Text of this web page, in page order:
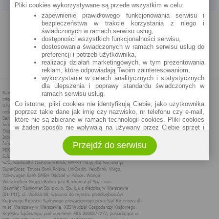
PROGRAM PARTNERSKI O NAS REKLAMA REGULAMIN
POLITYKA PRYWATNOŚCI POLITYKA COOKIES ZASADY PLASOWANIA
Pliki cookies wykorzystywane są przede wszystkim w celu:
zapewnienie prawidłowego funkcjonowania serwisu i
bezpieczeństwa w trakcie korzystania z niego i
świadczonych w ramach serwisu usług,
dostępności wszystkich funkcjonalności serwisu,
dostosowania świadczonych w ramach serwisu usług do
preferencji i potrzeb użytkownika,
realizacji działań marketingowych, w tym prezentowania
reklam, które odpowiadają Twoim zainteresowaniom,
wykorzystanie w celach analitycznych i statystycznych
dla ulepszenia i poprawy standardu świadczonych w
ramach serwisu usług.
Co istotne, pliki cookies nie identyfikują Ciebie, jako użytkownika
poprzez takie dane jak imię czy nazwisko, nr telefonu czy e-mail,
które nie są zbierane w ramach technologii cookies. Pliki cookies
w żaden sposób nie wpływają na używany przez Ciebie sprzęt i
Zakres wykorzystywania plików cookies możliwy jest do
określenia w ustawieniach przeglądarki każdego użytkownika. Bez
wprowadzenia zmian ustawień, informacje w plikach cookies mogą
być zapisywane w pamięci Twojego urządzenia.
Administratorem danych pozyskiwanych w technologii cookies jest
spółka Rankomat.pl Sp. z o.o. (dawniej: Rankomat Sp. z o. o. Sp.
k.) z siedzibą w Warszawie, ul. Wolska 88, 01 - 141 Warszawa.
Możesz jako użytkownik w każdym czasie skontaktować się z
administratorem pod adresem bok@ebroker.pl, jak również wyrazić
Przejdź do serwisu